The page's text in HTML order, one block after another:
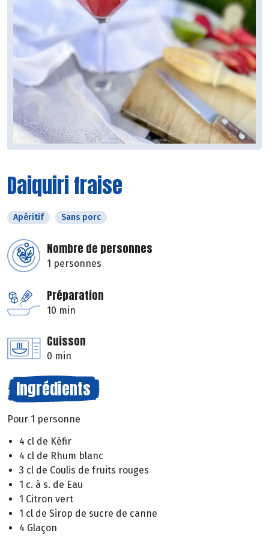
Daiquiri fraise
Apéritif Sans porc
Nombre de personnes
1 personnes
Préparation
10 min
Cuisson
0 min
Ingrédients
Pour 1 personne
4 cl de Kéfir
4 cl de Rhum blanc
3 cl de Coulis de fruits rouges
1 c. à s. de Eau
1 Citron vert
1 cl de Sirop de sucre de canne
4 Glaçon